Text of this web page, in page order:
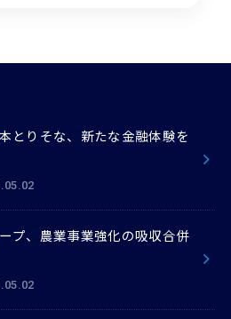
とりそな、新たな金融体験を
プ、農業事業強化の吸収合併